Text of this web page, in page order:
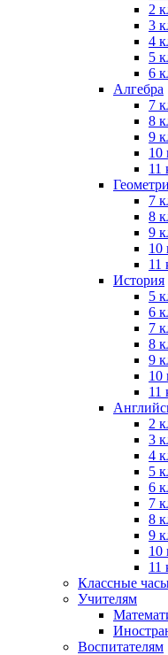
2
3
4
5
6
Алгебра
7
8
9
10
11
7
8
9
10
11
История
5
6
7
8
9
10
11
2
3
4
5
6
7
8
9
10
11
Классные
Учителям
Воспитателям